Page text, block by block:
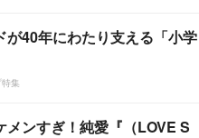
が40年にわたり支える「小学
集
メンすぎ！純愛『（LOVE S